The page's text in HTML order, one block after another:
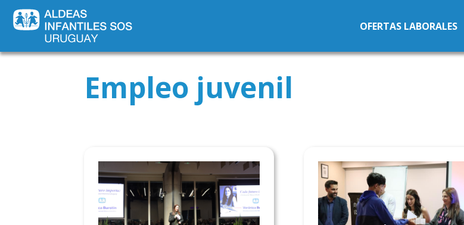
OFERTAS LABORALES
Empleo juvenil